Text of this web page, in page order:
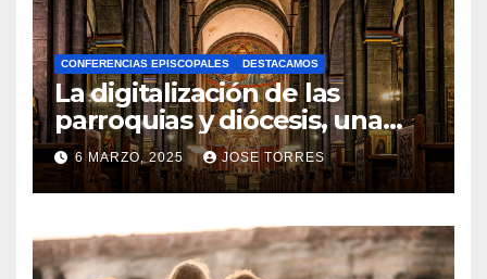
H
A
Y
C
O
M
N
T
CONFERENCIAS EPISCOPALES DESTACAMOS
La digitalización de las
parroquias y diócesis, una
realidad ya para el futuro de
la Iglesia
6 MARZO, 2025 JOSE TORRES
N
O
H